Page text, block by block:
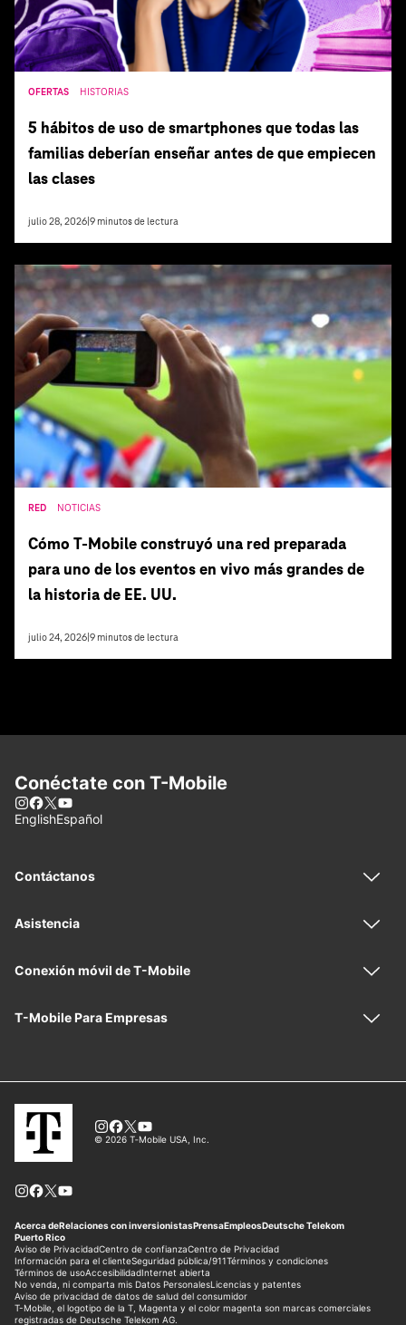
OFERTAS HISTORIAS
5 hábitos de uso de smartphones que todas las
familias deberían enseñar antes de que empiecen
las clases
julio 28, 2026 9 minutos de lectura
RED NOTICIAS
Cómo T‑Mobile construyó una red preparada
para uno de los eventos en vivo más grandes de
la historia de EE. UU.
julio 24, 2026 9 minutos de lectura